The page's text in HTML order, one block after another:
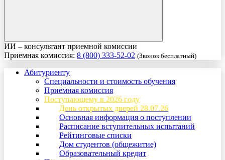
ИИ – консультант приемной комиссии
Приемная комиссия: 8 (800) 333-52-02 (Звонок бесплатный)
Абитуриенту
Специальности и стоимость обучения
Приемная комиссия
Поступающему в 2026 году
День открытых дверей 28.07.26
Основная информация о поступлении
Расписание вступительных испытаний
Рейтинговые списки
Дом студентов (общежитие)
Образовательный кредит